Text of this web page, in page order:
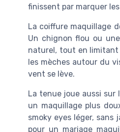
finissent par marquer
La coiffure maquillage
Un chignon flou ou
naturel, tout en limitant
les mèches autour du
vent se lève.
La tenue joue aussi sur
un maquillage plus
smoky eyes léger, sans
pour un mariage